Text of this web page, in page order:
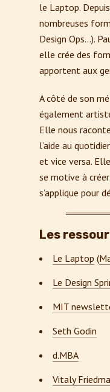
le Laptop.
nombreuses
Design Ops…).
elle crée des
apportent aux
A côté de son
également
Elle nous
l’aide au
et vice versa.
se motive à
s’applique pour
Les
Le Laptop (
Le Design
MIT
Seth Godin
d.MBA
Vitaly